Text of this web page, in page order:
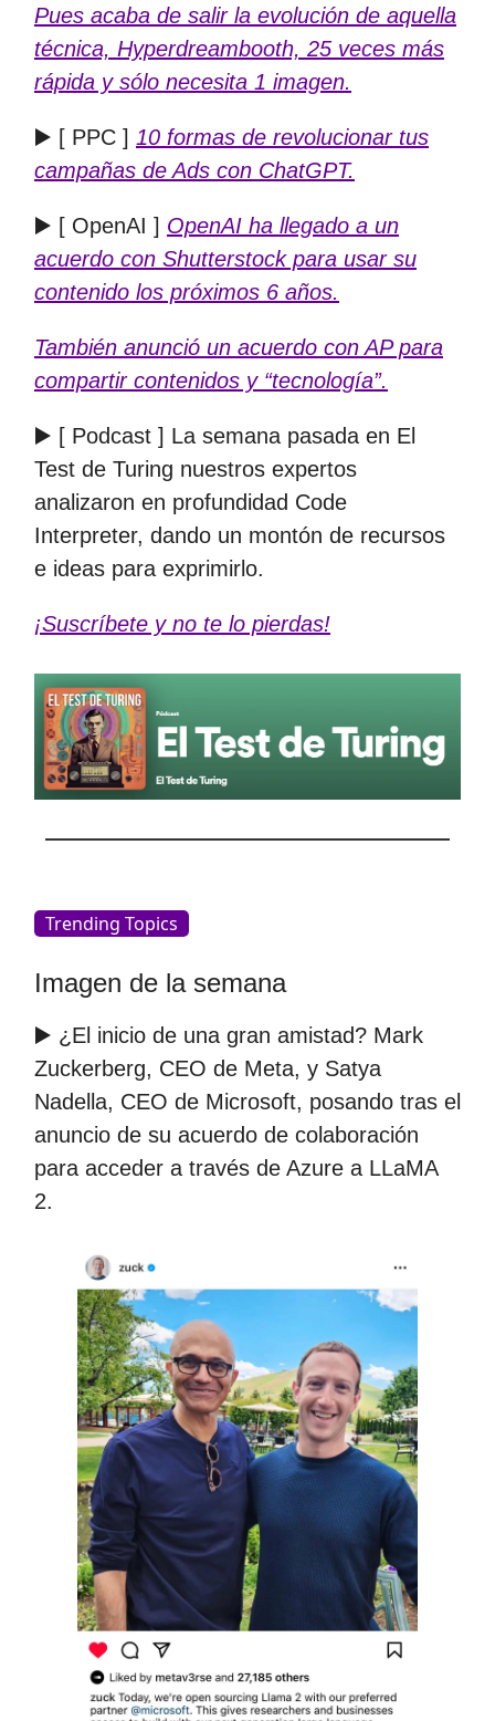
Pues acaba de salir la evolución de aquella
técnica, Hyperdreambooth, 25 veces más
rápida y sólo necesita 1 imagen.
▶️ [ PPC ] 10 formas de revolucionar tus
campañas de Ads con ChatGPT.
▶️ [ OpenAI ] OpenAI ha llegado a un
acuerdo con Shutterstock para usar su
contenido los próximos 6 años.
También anunció un acuerdo con AP para
compartir contenidos y “tecnología”.
▶️ [ Podcast ] La semana pasada en El
Test de Turing nuestros expertos
analizaron en profundidad Code
Interpreter, dando un montón de recursos
e ideas para exprimirlo.
¡Suscríbete y no te lo pierdas!
Trending Topics
Imagen de la semana
▶️ ¿El inicio de una gran amistad? Mark
Zuckerberg, CEO de Meta, y Satya
Nadella, CEO de Microsoft, posando tras el
anuncio de su acuerdo de colaboración
para acceder a través de Azure a LLaMA
2.